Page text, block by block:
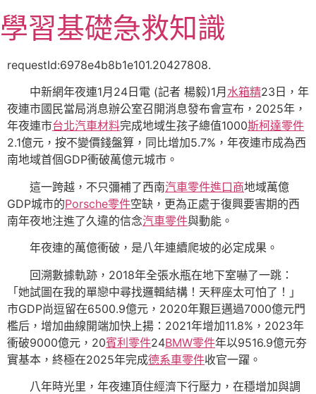
至
主
學習基礎急救知識
requestId:6978e4b8b1e101.20427808.
中新網年夜連1月24日電 (記者 楊毅)1月 水箱精23日，年
夜連市國民當局消息辦公室召開消息發布會宣布，2025年，
年夜連市台北汽車材料完成地域生孩子總值1000斯柯達零件
2.1億元，按不變價錢盤算，同比增加5.7%，年夜連市成為西
南地域首個GDP衝破萬億元城市。
這一跨越，不只彌補了西南汽車零件進口商地域萬億
GDP城市的Porsche零件空缺，更為正處于復興要害期的西
南年夜地注進了久違的信念汽車零件與動能。
年夜連的萬億衝破，是八年連續爬坡的必定成果。
回溯數據軌跡，2018年全張水瓶在地下室嚇了一跳：
「她試圖在我的單戀中尋找邏輯結構！天秤座太可怕了！」
市GDP尚逗留在6500.9億元，2020年艱巨邁過7000億元門
檻后，增加曲線開端加快上揚：2021年增加11.8%，2023年
衝破9000億元，20賓利零件24BMW零件年以9516.9億元夯
實基本，終極在2025年完成德系車零件收官一躍。
八年時光里，年夜連頂住經濟下行壓力，在穩增加與調